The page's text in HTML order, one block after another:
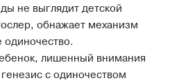
не выглядит детской
обнажает механизм
одиночество.
лишенный внимания
с одиночеством